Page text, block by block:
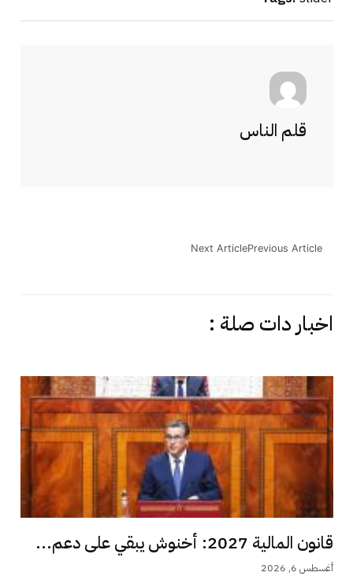
قلم الناس
Previous Article
Next Article
اخبار دات صلة :
قانون المالية 2027: أخنوش يبقي على دعم...
أغسطس 6, 2026